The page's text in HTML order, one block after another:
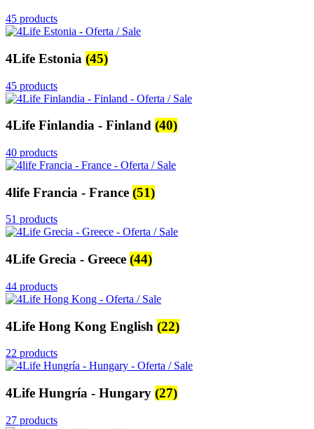
45 products
4Life Estonia (45)
45 products
4Life Finlandia - Finland (40)
40 products
4life Francia - France (51)
51 products
4Life Grecia - Greece (44)
44 products
4Life Hong Kong English (22)
22 products
4Life Hungría - Hungary (27)
27 products